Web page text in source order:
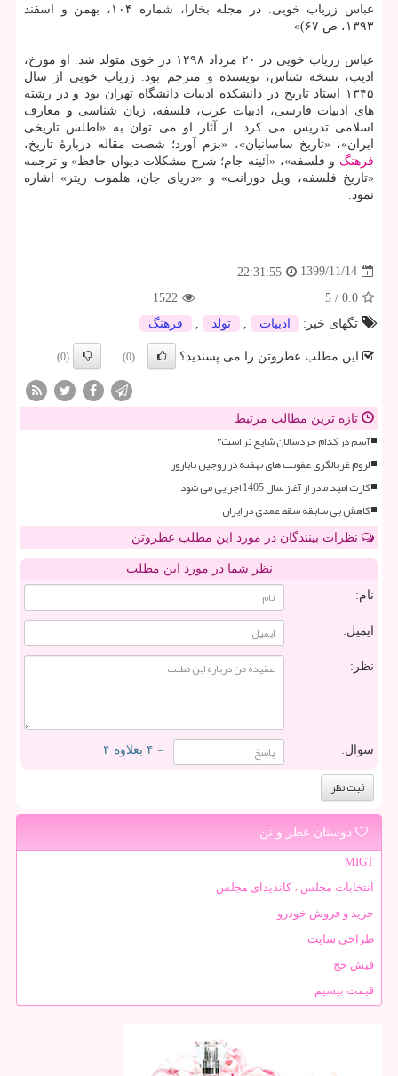
عباس زریاب خویی. در مجله بخارا، شماره ۱۰۴، بهمن و اسفند
۱۳۹۳، ص ۶۷)»
عباس زریاب خویی در ۲۰ مرداد ۱۲۹۸ در خوی متولد شد. او مورخ،
ادیب، نسخه شناس، نویسنده و مترجم بود. زریاب خویی از سال
۱۳۴۵ استاد تاریخ در دانشکده ادبیات دانشگاه تهران بود و در رشته
های ادبیات فارسی، ادبیات عرب، فلسفه، زبان شناسی و معارف
اسلامی تدریس می کرد. از آثار او می توان به «اطلس تاریخی
ایران»، «تاریخ ساسانیان»، «بزم آورد؛ شصت مقاله دربارهٔ تاریخ،
فرهنگ و فلسفه»، «آئینه جام؛ شرح مشکلات دیوان حافظ» و ترجمه
«تاریخ فلسفه، ویل دورانت» و «دریای جان، هلموت ریتر» اشاره
نمود.
1399/11/14
22:31:55
0.0
/
5
1522
تگهای خبر:
ادبیات , تولد , فرهنگ
این مطلب عطروتن را می پسندید؟ (0)
(0)
تازه ترین مطالب مرتبط
آسم در کدام خردسالان شایع تر است؟
لزوم غربالگری عفونت های نهفته در زوجین نابارور
کارت امید مادر از آغاز سال 1405 اجرایی می شود
کاهش بی سابقه سقط عمدی در ایران
نظرات بینندگان در مورد این مطلب عطروتن
نظر شما در مورد این مطلب
نام:
ایمیل:
نظر:
سوال: = ۴ بعلاوه ۴
دوستان عطر و تن
MIGT
انتخابات مجلس ، کاندیدای مجلس
خرید و فروش خودرو
طراحی سایت
فیش حج
قیمت بیسیم